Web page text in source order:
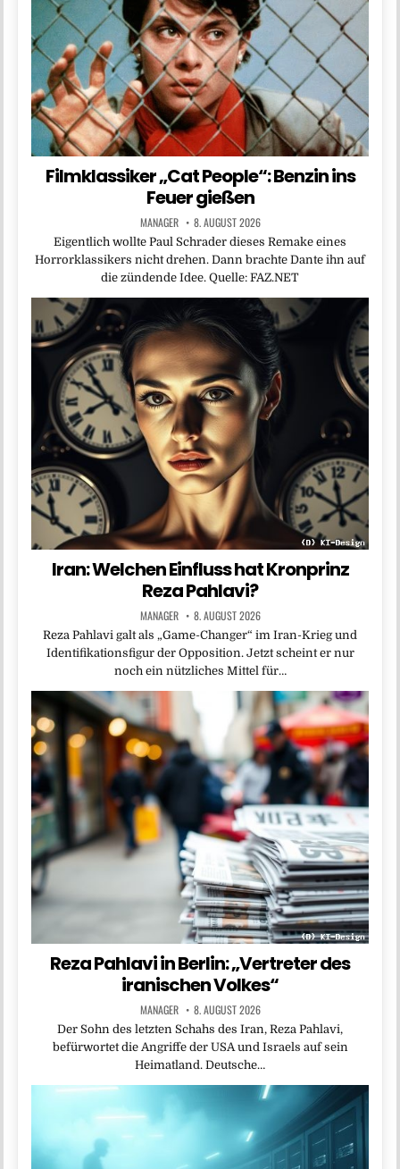
Filmklassiker „Cat People“: Benzin ins
Feuer gießen
MANAGER 8. AUGUST 2026
Eigentlich wollte Paul Schrader dieses Remake eines
Horrorklassikers nicht drehen. Dann brachte Dante ihn auf
die zündende Idee. Quelle: FAZ.NET
Iran: Welchen Einfluss hat Kronprinz
Reza Pahlavi?
MANAGER 8. AUGUST 2026
Reza Pahlavi galt als „Game-Changer“ im Iran-Krieg und
Identifikationsfigur der Opposition. Jetzt scheint er nur
noch ein nützliches Mittel für…
Reza Pahlavi in Berlin: „Vertreter des
iranischen Volkes“
MANAGER 8. AUGUST 2026
Der Sohn des letzten Schahs des Iran, Reza Pahlavi,
befürwortet die Angriffe der USA und Israels auf sein
Heimatland. Deutsche…